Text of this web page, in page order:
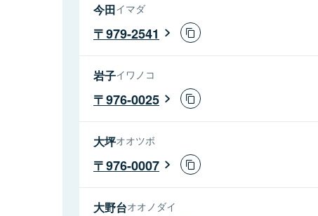
今田イマダ
979-2541
岩子イワノコ
976-0025
大坪オオツボ
976-0007
大野台オオノダイ